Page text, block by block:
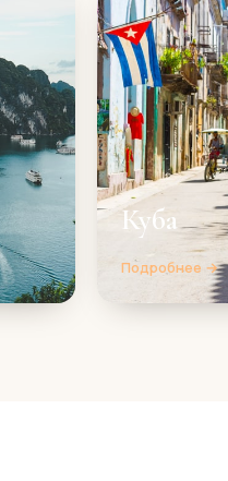
Куба
Подробнее →